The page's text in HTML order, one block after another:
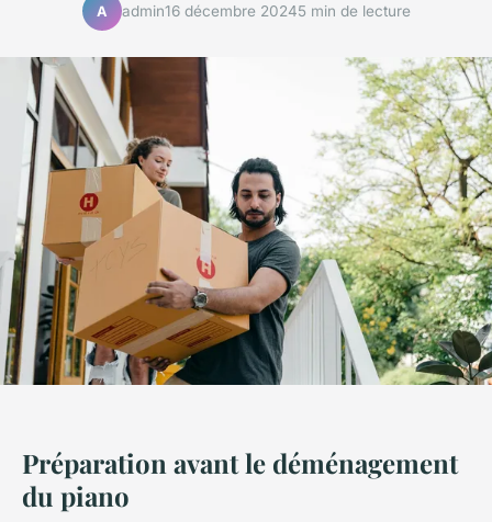
A admin16 décembre 20245 min de lecture
Préparation avant le déménagement
du piano